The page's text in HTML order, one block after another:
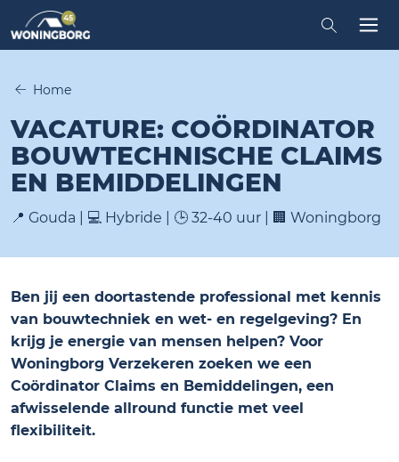
Zoeken
Home
VACATURE: COÖRDINATOR
BOUWTECHNISCHE CLAIMS
EN BEMIDDELINGEN
📍 Gouda | 💻 Hybride | 🕒 32-40 uur | 🏢 Woningborg
Ben jij een doortastende professional met kennis
van bouwtechniek en wet- en regelgeving? En
krijg je energie van mensen helpen? Voor
Woningborg Verzekeren zoeken we een
Coördinator Claims en Bemiddelingen, een
afwisselende allround functie met veel
flexibiliteit.